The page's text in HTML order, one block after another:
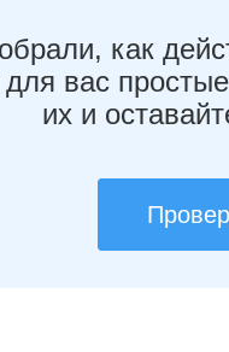
как
для вас
их и